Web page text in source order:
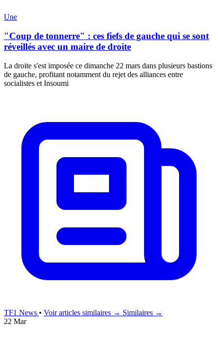
Une
"Coup de tonnerre" : ces fiefs de gauche qui se sont
réveillés avec un maire de droite
La droite s'est imposée ce dimanche 22 mars dans plusieurs bastions
de gauche, profitant notamment du rejet des alliances entre
socialistes et Insoumi
TF1 News • Voir articles similaires → Similaires →
22 Mar